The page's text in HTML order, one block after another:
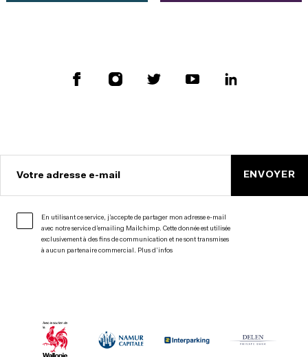
Votre adresse e-mail
En utilisant ce service, j’accepte de partager mon adresse e-mail
avec notre service d’emailing Mailchimp. Cette donnée est utilisée
exclusivement à des fins de communication et ne sont transmises
à aucun partenaire commercial. Plus d’infos
ENVOYER